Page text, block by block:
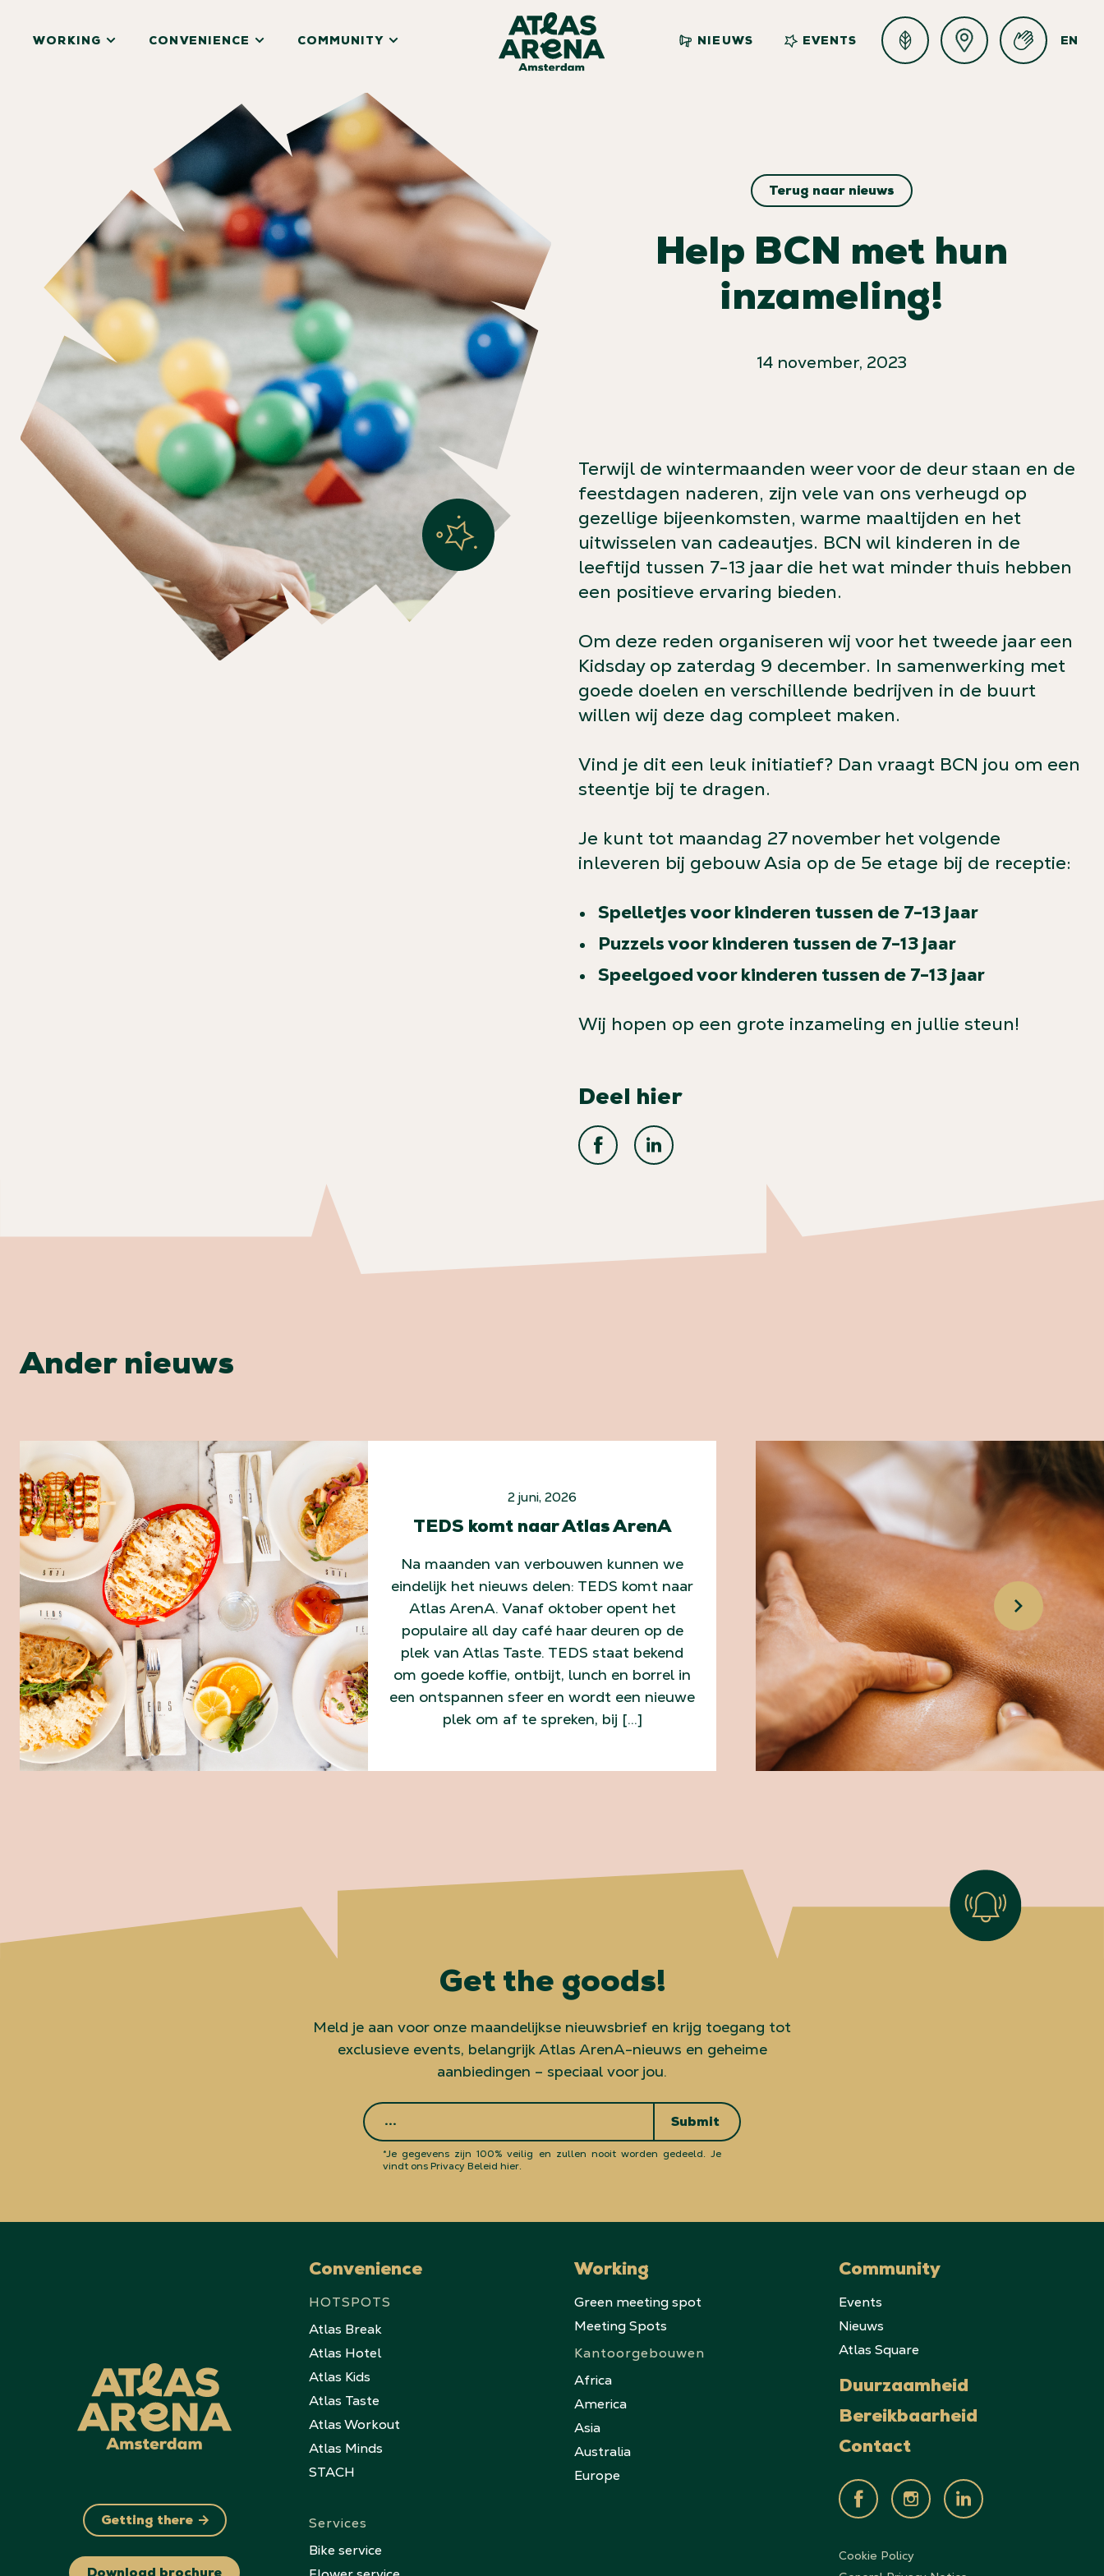
WORKING CONVENIENCE COMMUNITY NIEUWS EVENTS EN
Terug naar nieuws
Help BCN met hun
inzameling!
14 november, 2023
Terwijl de wintermaanden weer voor de deur staan en de
feestdagen naderen, zijn vele van ons verheugd op
gezellige bijeenkomsten, warme maaltijden en het
uitwisselen van cadeautjes. BCN wil kinderen in de
leeftijd tussen 7-13 jaar die het wat minder thuis hebben
een positieve ervaring bieden.
Om deze reden organiseren wij voor het tweede jaar een
Kidsday op zaterdag 9 december. In samenwerking met
goede doelen en verschillende bedrijven in de buurt
willen wij deze dag compleet maken.
Vind je dit een leuk initiatief? Dan vraagt BCN jou om een
steentje bij te dragen.
Je kunt tot maandag 27 november het volgende
inleveren bij gebouw Asia op de 5e etage bij de receptie:
Spelletjes voor kinderen tussen de 7-13 jaar
Puzzels voor kinderen tussen de 7-13 jaar
Speelgoed voor kinderen tussen de 7-13 jaar
Wij hopen op een grote inzameling en jullie steun!
Deel hier
Ander nieuws
2 juni, 2026
TEDS komt naar Atlas ArenA
Na maanden van verbouwen kunnen we
eindelijk het nieuws delen: TEDS komt naar
Atlas ArenA. Vanaf oktober opent het
populaire all day café haar deuren op de
plek van Atlas Taste. TEDS staat bekend
om goede koffie, ontbijt, lunch en borrel in
een ontspannen sfeer en wordt een nieuwe
plek om af te spreken, bij […]
Get the goods!
Meld je aan voor onze maandelijkse nieuwsbrief en krijg toegang tot
exclusieve events, belangrijk Atlas ArenA-nieuws en geheime
aanbiedingen – speciaal voor jou.
Submit
*Je gegevens zijn 100% veilig en zullen nooit worden gedeeld. Je
vindt ons Privacy Beleid hier.
Getting there
Convenience
HOTSPOTS
Atlas Break
Atlas Hotel
Atlas Kids
Atlas Taste
Atlas Workout
Atlas Minds
STACH
Services
Bike service
Working
Green meeting spot
Meeting Spots
Kantoorgebouwen
Africa
America
Asia
Australia
Europe
Community
Events
Nieuws
Atlas Square
Duurzaamheid
Bereikbaarheid
Contact
Cookie Policy